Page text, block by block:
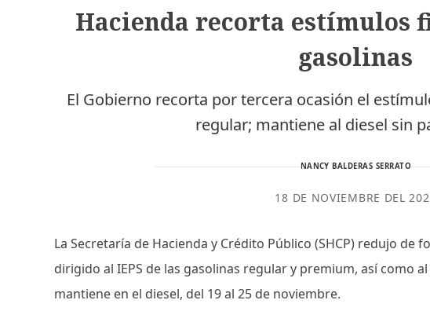
Hacienda recorta estímulos
gasolinas
El Gobierno recorta por tercera ocasión el
regular; mantiene al diesel sin
NANCY BALDERAS SERRATO
18 DE NOVIEMBRE DEL
La Secretaría de Hacienda y Crédito Público (SHCP) redujo
dirigido al IEPS de las gasolinas regular y premium, así como
mantiene en el diesel, del 19 al 25 de noviembre.